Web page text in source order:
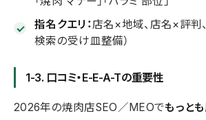
指名クエリ：店名×地域、店名×評判
検索の受け皿整備）
1-3. 口コミ・E-E-A-Tの重要性
2026年の焼肉店SEO／MEOでもっと